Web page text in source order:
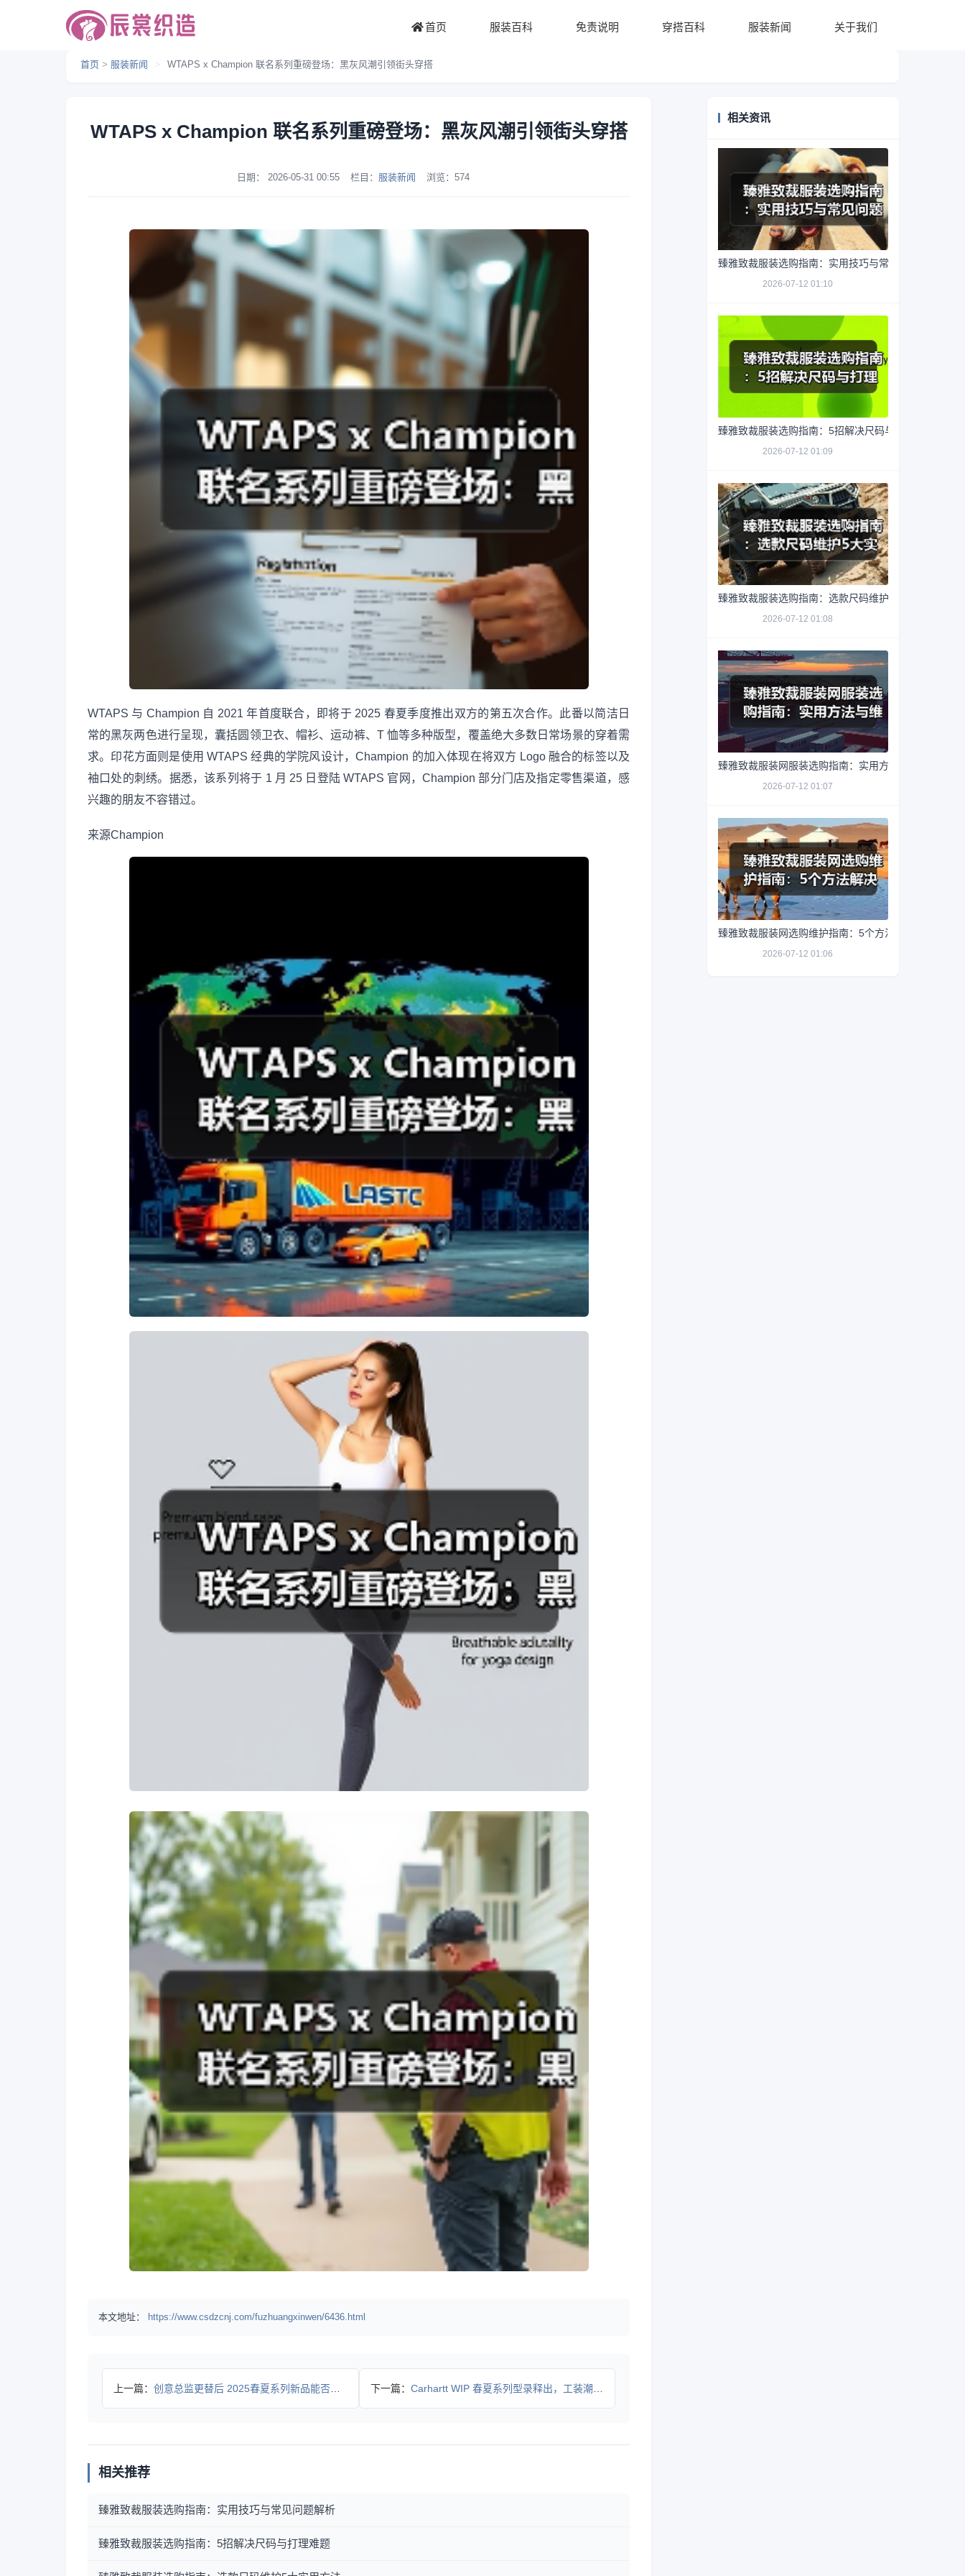
首页 服装百科 免责说明 穿搭百科 服装新闻 关于我们
首页 > 服装新闻 > WTAPS x Champion 联名系列重磅登场：黑灰风潮引领街头穿搭
WTAPS x Champion 联名系列重磅登场：黑灰风潮引领街头穿搭
日期： 2026-05-31 00:55 栏目： 服装新闻 浏览： 574
WTAPS 与 Champion 自 2021 年首度联合，即将于 2025 春夏季度推出双方的第五次合作。此番以简洁日
常的黑灰两色进行呈现，囊括圆领卫衣、帽衫、运动裤、T 恤等多种版型，覆盖绝大多数日常场景的穿着需
求。印花方面则是使用 WTAPS 经典的学院风设计，Champion 的加入体现在将双方 Logo 融合的标签以及
袖口处的刺绣。据悉，该系列将于 1 月 25 日登陆 WTAPS 官网，Champion 部分门店及指定零售渠道，感
兴趣的朋友不容错过。
来源Champion
本文地址： https://www.csdzcnj.com/fuzhuangxinwen/6436.html
上一篇： 创意总监更替后 2025春夏系列新品能否延续经典？ 下一篇： Carhartt WIP 春夏系列型录释出，工装潮人必看穿搭
相关推荐
臻雅致裁服装选购指南：实用技巧与常见问题解析
臻雅致裁服装选购指南：5招解决尺码与打理难题
相关资讯
臻雅致裁服装选购指南：实用技巧与常见问题解析
2026-07-12 01:10
臻雅致裁服装选购指南：5招解决尺码与打理难题
2026-07-12 01:09
臻雅致裁服装选购指南：选款尺码维护5大实用方法
2026-07-12 01:08
臻雅致裁服装网服装选购指南：实用方法与维护技巧
2026-07-12 01:07
臻雅致裁服装网选购维护指南：5个方法解决网购踩坑
2026-07-12 01:06